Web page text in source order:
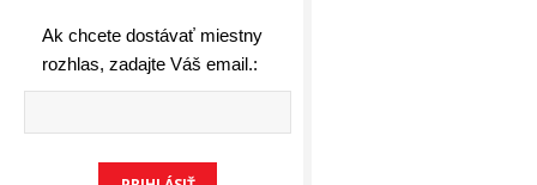
Ak chcete dostávať miestny
rozhlas, zadajte Váš email.: